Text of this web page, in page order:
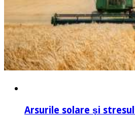
Arsurile solare și